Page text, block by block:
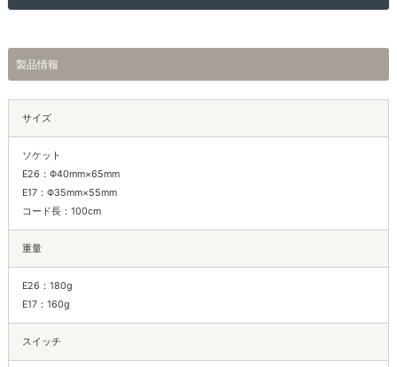
製品情報
サイズ
ソケット
E26：Φ40mm×65mm
E17：Φ35mm×55mm
コード長：100cm
重量
E26：180g
E17：160g
スイッチ